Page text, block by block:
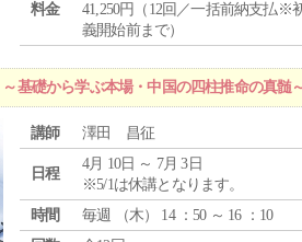
料金
41,250円（12回／一括前納支払※
義開始前まで）
基礎から学ぶ本場・中国の四柱推命の真髄
講師 澤田 昌征
日程
4月 10日 ～ 7月 3日
※5/1は休講となります。
時間
毎週 （木） 14 ：50 ～ 16 ：10